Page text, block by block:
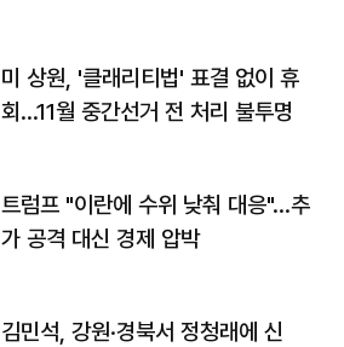
미 상원, '클래리티법' 표결 없이 휴
회…11월 중간선거 전 처리 불투명
트럼프 "이란에 수위 낮춰 대응"…추
가 공격 대신 경제 압박
김민석, 강원·경북서 정청래에 신